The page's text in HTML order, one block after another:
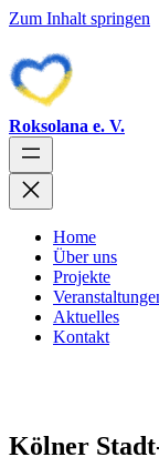
Zum Inhalt springen
Roksolana e. V.
Home
Über uns
Projekte
Aktuelles
Kontakt
Kölner